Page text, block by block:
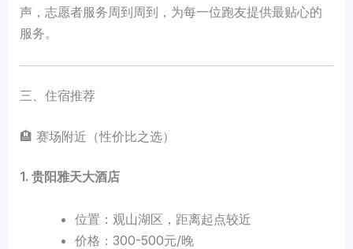
声，志愿者服务周到周到，为每一位跑友提供最贴心的
服务。
三、住宿推荐
🏨 赛场附近（性价比之选）
1. 贵阳雅天大酒店
位置：观山湖区，距离起点较近
价格：300-500元/晚